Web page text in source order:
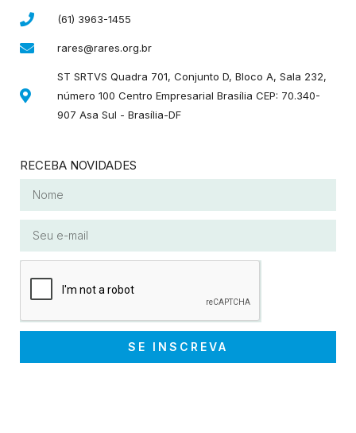
(61) 3963-1455
rares@rares.org.br
ST SRTVS Quadra 701, Conjunto D, Bloco A, Sala 232,
número 100 Centro Empresarial Brasília CEP: 70.340-
907 Asa Sul - Brasília-DF
RECEBA NOVIDADES
SE INSCREVA